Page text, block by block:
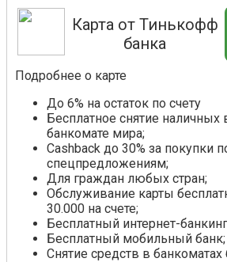
Карта от Тинькофф
банка
Подробнее о карте
До 6% на остаток по счету
Бесплатное снятие
банкомате мира;
Cashback до 30% за покупки
спецпредложениям;
Для граждан любых стран;
Обслуживание карты
30.000 на счете;
Бесплатный интернет-
Бесплатный мобильный банк;
Снятие средств в банкоматах